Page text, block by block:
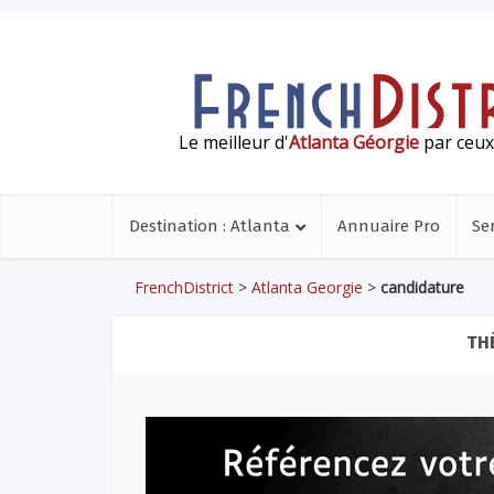
Le meilleur d'Atlanta Géorgie par
Destination : Atlanta Annuaire Pro
FrenchDistrict > Atlanta Georgie > candidature